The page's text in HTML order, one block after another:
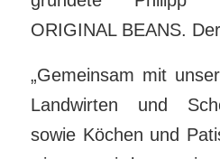
ORIGINAL BEANS.
„Gemeinsam mit
Landwirten und
sowie Köchen und